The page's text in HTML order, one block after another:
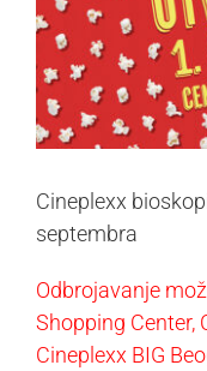
Cineplexx
septembra
Odbrojavanje
Shopping Center,
Cineplexx BIG